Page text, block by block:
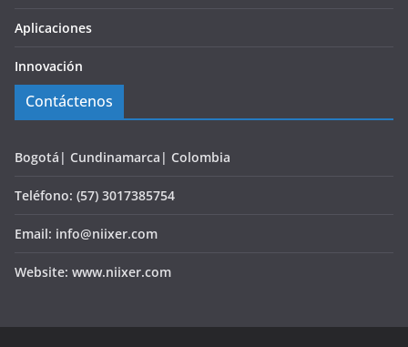
Aplicaciones
Innovación
Contáctenos
Bogotá| Cundinamarca| Colombia
Teléfono: (57) 3017385754
Email: info@niixer.com
Website: www.niixer.com